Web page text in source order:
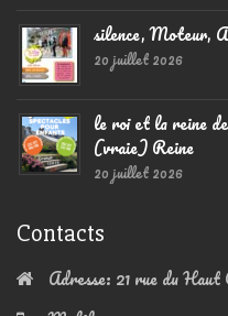
silence, Moteur,
20 juillet 2026
le roi et la reine
(vraie) Reine
20 juillet 2026
Contacts
Adresse: 21 rue du